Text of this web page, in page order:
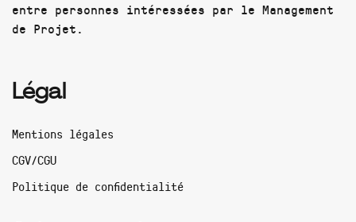
entre personnes intéressées par le Management
de Projet.
Légal
Mentions légales
CGV/CGU
Politique de confidentialité